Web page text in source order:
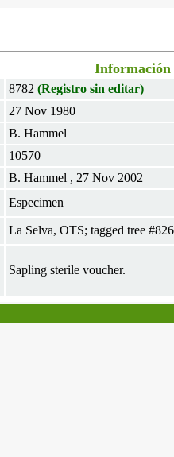
Información
8782 (Registro sin editar)
27 Nov 1980
B. Hammel
10570
B. Hammel , 27 Nov 2002
Especimen
La Selva, OTS; tagged tree
Sapling sterile voucher.